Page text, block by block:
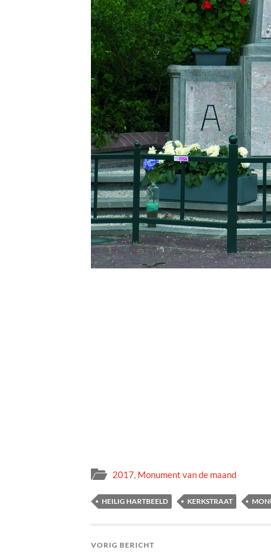
2017, Monument van de maand
HEILIG HARTBEELD KERKSTRAAT
VORIG BERICHT